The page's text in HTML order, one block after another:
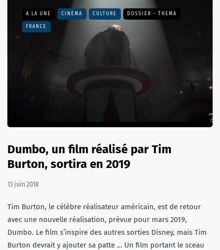
A LA UNE CINÉMA CULTURE DOSSIER - THEMA
FRANCE
Dumbo, un film réalisé par Tim
Burton, sortira en 2019
13 juin 2018
Tim Burton, le célèbre réalisateur américain, est de retour
avec une nouvelle réalisation, prévue pour mars 2019,
Dumbo. Le film s’inspire des autres sorties Disney, mais Tim
Burton devrait y ajouter sa patte … Un film portant le sceau